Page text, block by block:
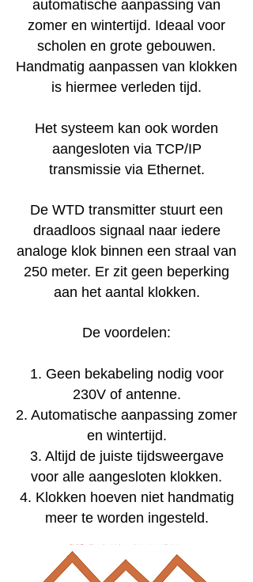
automatische aanpassing van
zomer en wintertijd. Ideaal voor
scholen en grote gebouwen.
Handmatig aanpassen van klokken
is hiermee verleden tijd.
Het systeem kan ook worden
aangesloten via TCP/IP
transmissie via Ethernet.
De WTD transmitter stuurt een
draadloos signaal naar iedere
analoge klok binnen een straal van
250 meter. Er zit geen beperking
aan het aantal klokken.
De voordelen:
1. Geen bekabeling nodig voor
230V of antenne.
2. Automatische aanpassing zomer
en wintertijd.
3. Altijd de juiste tijdsweergave
voor alle aangesloten klokken.
4. Klokken hoeven niet handmatig
meer te worden ingesteld.